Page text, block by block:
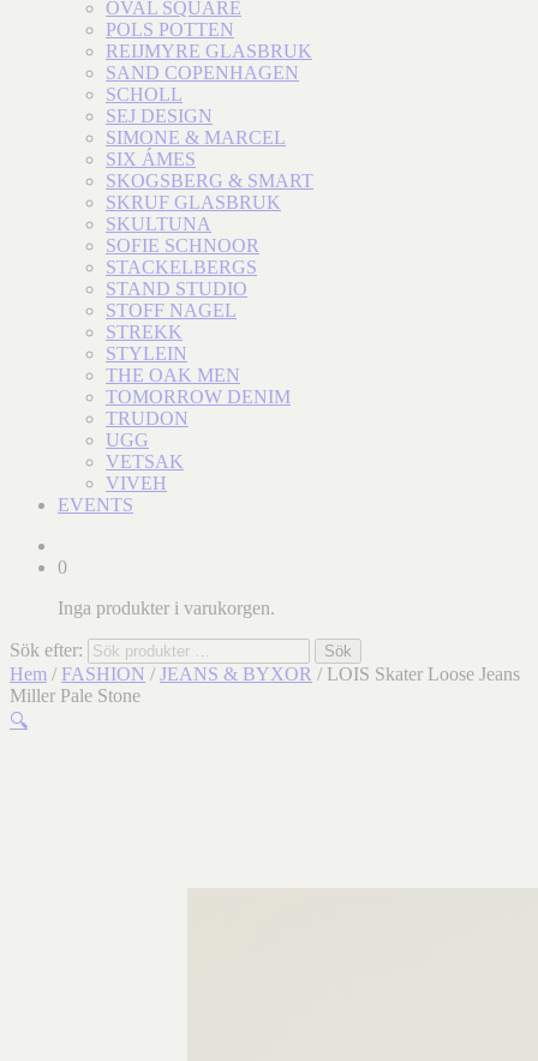
OVAL SQUARE
POLS POTTEN
REIJMYRE GLASBRUK
SAND COPENHAGEN
SCHOLL
SEJ DESIGN
SIMONE & MARCEL
SIX ÁMES
SKOGSBERG & SMART
SKRUF GLASBRUK
SKULTUNA
SOFIE SCHNOOR
STACKELBERGS
STAND STUDIO
STOFF NAGEL
STREKK
STYLEIN
THE OAK MEN
TOMORROW DENIM
TRUDON
UGG
VETSAK
VIVEH
EVENTS
0
Inga produkter i varukorgen.
Sök efter: Sök
Hem / FASHION / JEANS & BYXOR / LOIS Skater Loose Jeans
Miller Pale Stone
🔍